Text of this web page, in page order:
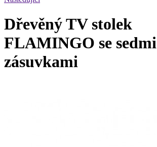
Dřevěný TV stolek
FLAMINGO se sedmi
zásuvkami